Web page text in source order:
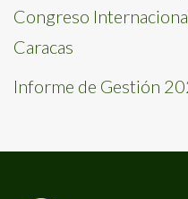
Congreso
Caracas
Informe de Gestión